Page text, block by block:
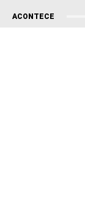
ACONTECE